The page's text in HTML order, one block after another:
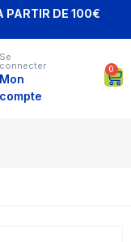
PARTIR DE 100€
Se
connecter
Mon
compte
0